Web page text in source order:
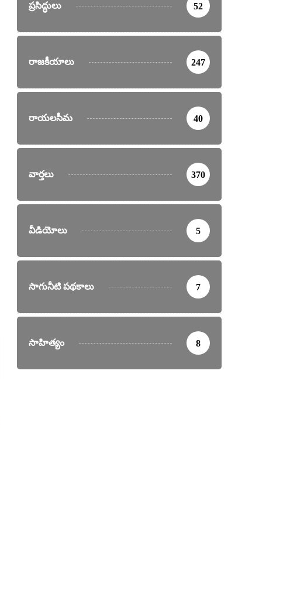
ప్రసిద్ధులు 52
రాజకీయాలు 247
రాయలసీమ 40
వార్తలు 370
వీడియోలు 5
సాగునీటి పథకాలు 7
సాహిత్యం 8